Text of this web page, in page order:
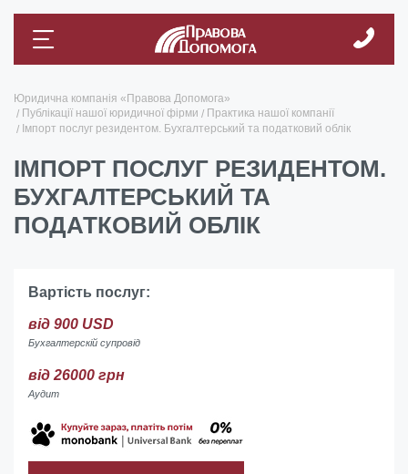
Юридична компанія «Правова Допомога»
Публікації нашої юридичної фірми
Практика нашої компанії
Імпорт послуг резидентом. Бухгалтерський та податковий облік
ІМПОРТ ПОСЛУГ РЕЗИДЕНТОМ.
БУХГАЛТЕРСЬКИЙ ТА
ПОДАТКОВИЙ ОБЛІК
Вартість послуг:
від 900 USD
Бухгалтерскій супровід
від 26000 грн
Аудит